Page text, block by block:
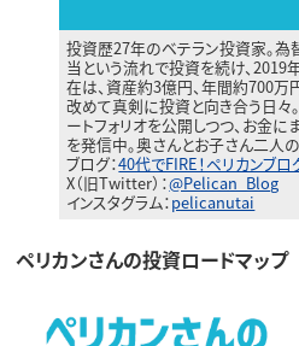
投資歴27年のベテラン投資家。
当という流れで投資を続け、2019
在は、資産約3億円、年間約700万
改めて真剣に投資と向き合う日々
ートフォリオを公開しつつ、お金に
を発信中。奥さんとお子さん二人
ブログ：40代でFIRE！ペリカンブ
X（旧Twitter）：@Pelican_Blog
インスタグラム：pelicanutai
ペリカンさんの投資ロードマップ